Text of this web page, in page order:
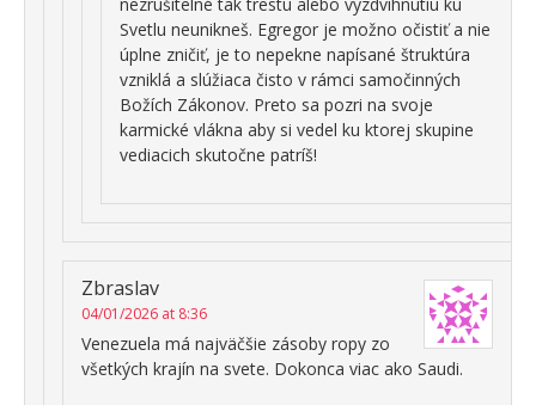
nezrušitelné tak trestu alebo vyzdvihnutiu ku
Svetlu neunikneš. Egregor je možno očistiť a nie
úplne zničiť, je to nepekne napísané štruktúra
vzniklá a slúžiaca čisto v rámci samočinných
Božích Zákonov. Preto sa pozri na svoje
karmické vlákna aby si vedel ku ktorej skupine
vediacich skutočne patríš!
Zbraslav
04/01/2026 at 8:36
Venezuela má najväčšie zásoby ropy zo
všetkých krajín na svete. Dokonca viac ako Saudi.